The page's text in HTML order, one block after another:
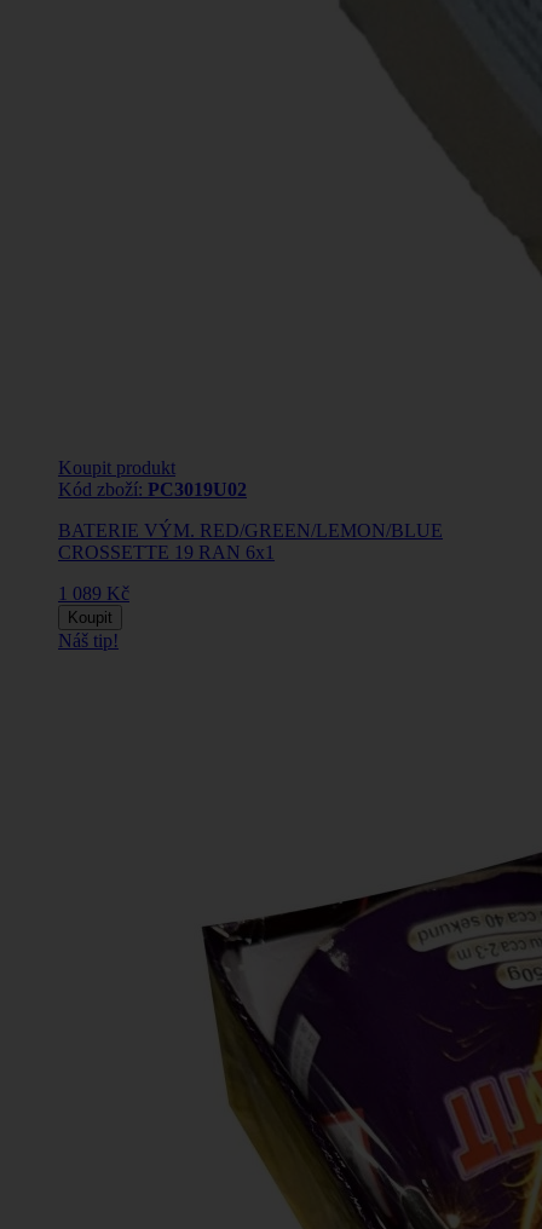
Koupit produkt
Kód zboží: PC3019U02
BATERIE VÝM. RED/GREEN/LEMON/BLUE
CROSSETTE 19 RAN 6x1
1 089 Kč
Koupit
Náš tip!